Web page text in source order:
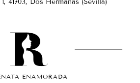
41703, Dos Hermanas (Sevilla)
ENAMORADA